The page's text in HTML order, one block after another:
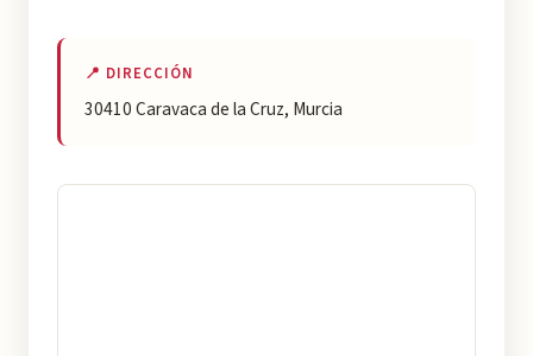
📍 DIRECCIÓN
30410 Caravaca de la Cruz, Murcia